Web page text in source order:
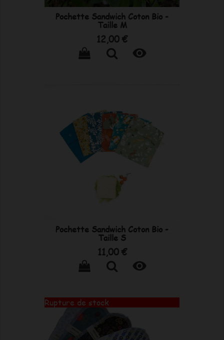
Pochette Sandwich Coton Bio -
Taille M
Prix
12,00 €

Pochette Sandwich Coton Bio -
Taille S
Prix
11,00 €

Rupture de stock